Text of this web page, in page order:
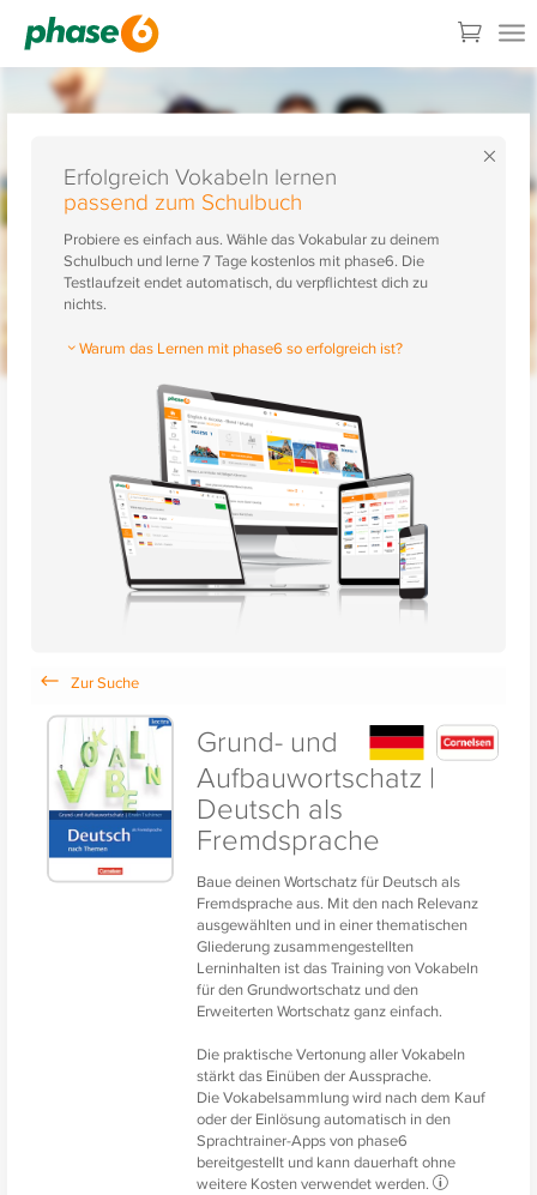
×
Erfolgreich Vokabeln lernen
passend zum Schulbuch
Probiere es einfach aus. Wähle das Vokabular zu deinem
Schulbuch und lerne 7 Tage kostenlos mit phase6. Die
Testlaufzeit endet automatisch, du verpflichtest dich zu
nichts.
Warum das Lernen mit phase6 so erfolgreich ist?
Grund- und
Aufbauwortschatz |
Deutsch als
Fremdsprache
Baue deinen Wortschatz für Deutsch als
Fremdsprache aus. Mit den nach Relevanz
ausgewählten und in einer thematischen
Gliederung zusammengestellten
Lerninhalten ist das Training von Vokabeln
für den Grundwortschatz und den
Erweiterten Wortschatz ganz einfach.
Die praktische Vertonung aller Vokabeln
stärkt das Einüben der Aussprache.
Die Vokabelsammlung wird nach dem Kauf
oder der Einlösung automatisch in den
Sprachtrainer-Apps von phase6
bereitgestellt und kann dauerhaft ohne
weitere Kosten verwendet werden.